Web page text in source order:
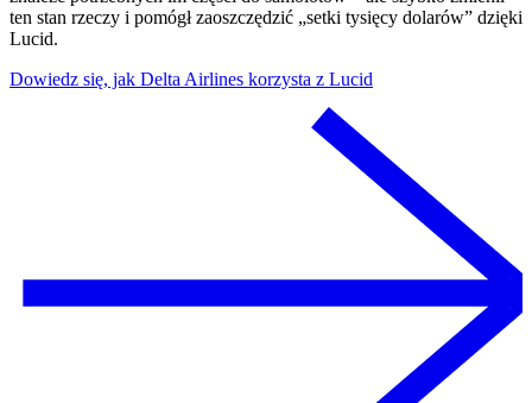
ten stan rzeczy i pomógł zaoszczędzić „setki tysięcy dolarów” dzięki
Lucid.
Dowiedz się, jak Delta Airlines korzysta z Lucid